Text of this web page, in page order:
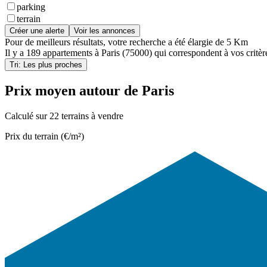
parking
terrain
Créer une alerte Voir les annonces
Pour de meilleurs résultats, votre recherche a été élargie de 5 Km
Il y a 189 appartements à Paris (75000) qui correspondent à vos
Tri: Les plus proches
Prix moyen autour de Paris
Calculé sur 22 terrains à vendre
Prix du terrain (€/m²)